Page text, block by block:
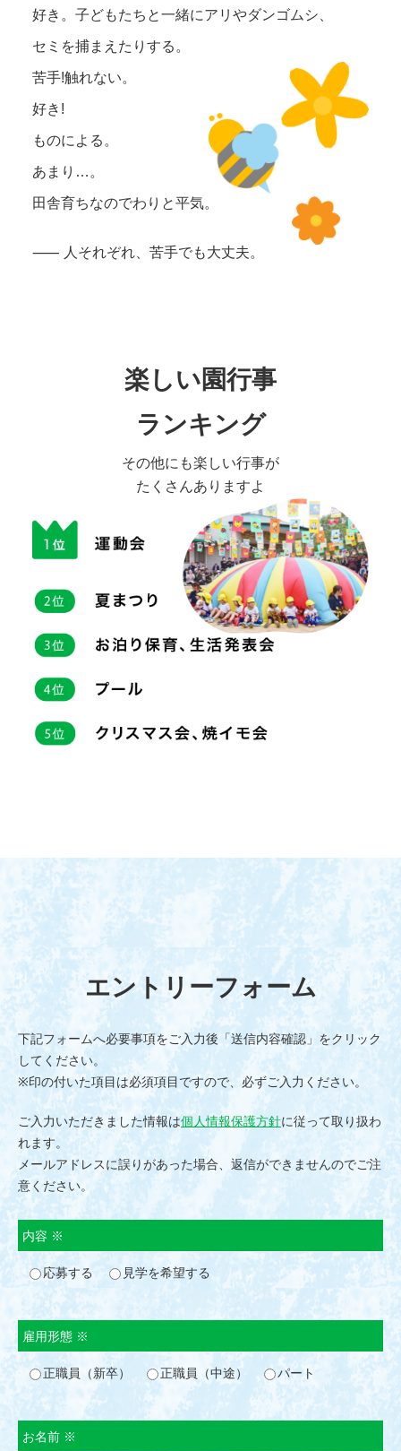
好き。子どもたちと一緒にアリやダンゴムシ、
セミを捕まえたりする。
苦手!触れない。
好き!
ものによる。
あまり…。
田舎育ちなのでわりと平気。
⸺ 人それぞれ、苦手でも大丈夫。
楽しい園行事
ランキング
その他にも楽しい行事が
たくさんありますよ
エントリーフォーム
下記フォームへ必要事項をご入力後「送信内容確認」をクリック
してください。
※印の付いた項目は必須項目ですので、必ずご入力ください。
ご入力いただきました情報は個人情報保護方針に従って取り扱わ
れます。
メールアドレスに誤りがあった場合、返信ができませんのでご注
意ください。
内容 ※
応募する 見学を希望する
雇用形態 ※
正職員（新卒） 正職員（中途） パート
お名前 ※